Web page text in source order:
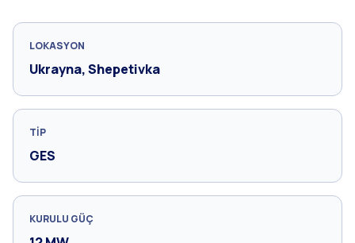
LOKASYON
Ukrayna, Shepetivka
TIP
GES
KURULU GÜÇ